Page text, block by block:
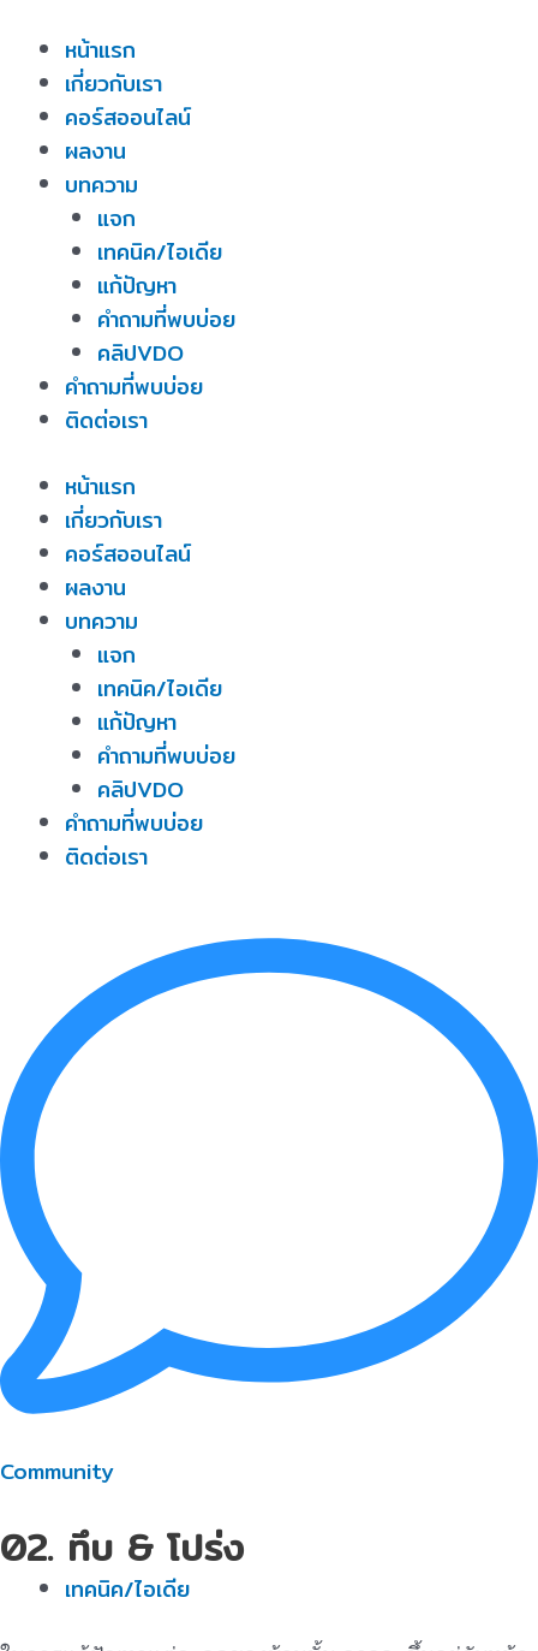
content
หน้าแรก
เกี่ยวกับเรา
คอร์สออนไลน์
ผลงาน
บทความ
แจก
เทคนิค/ไอเดีย
แก้ปัญหา
คำถามที่พบบ่อย
คลิปVDO
คำถามที่พบบ่อย
ติดต่อเรา
หน้าแรก
เกี่ยวกับเรา
คอร์สออนไลน์
ผลงาน
บทความ
แจก
เทคนิค/ไอเดีย
แก้ปัญหา
คำถามที่พบบ่อย
คลิปVDO
คำถามที่พบบ่อย
ติดต่อเรา
Community
02. ทึบ & โปร่ง
เทคนิค/ไอเดีย